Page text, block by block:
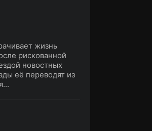
жизнь
рискованной
новостных
её переводят из